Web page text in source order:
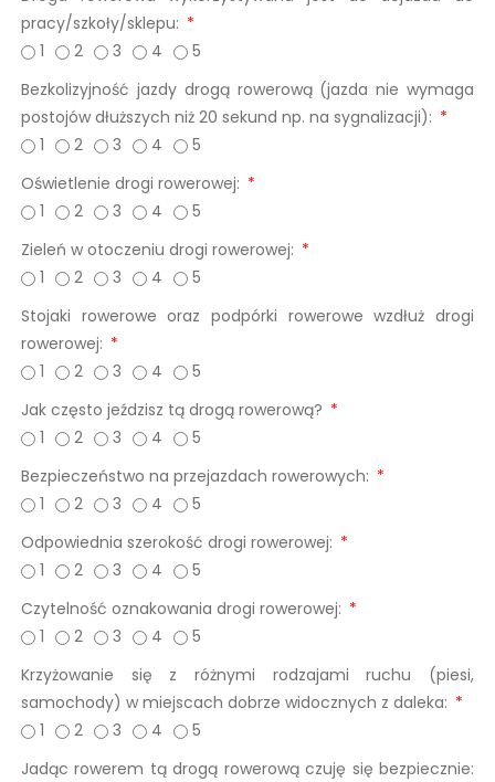
pracy/szkoły/sklepu:
1
2 3 4
5
Bezkolizyjność jazdy drogą rowerową (jazda nie wymaga
postojów dłuższych niż 20 sekund np. na sygnalizacji):
1
2 3 4
5
Oświetlenie drogi rowerowej:
1
2 3 4
5
Zieleń w otoczeniu drogi rowerowej:
1
2 3 4
5
Stojaki rowerowe oraz podpórki rowerowe wzdłuż drogi
rowerowej:
1
2 3 4
5
Jak często jeździsz tą drogą rowerową?
1
2 3 4
5
Bezpieczeństwo na przejazdach rowerowych:
1
2 3 4
5
Odpowiednia szerokość drogi rowerowej:
1
2 3 4
5
Czytelność oznakowania drogi rowerowej:
1
2 3 4
5
Krzyżowanie się z różnymi rodzajami ruchu (piesi,
samochody) w miejscach dobrze widocznych z daleka:
1
2 3 4
5
Jadąc rowerem tą drogą rowerową czuję się bezpiecznie: